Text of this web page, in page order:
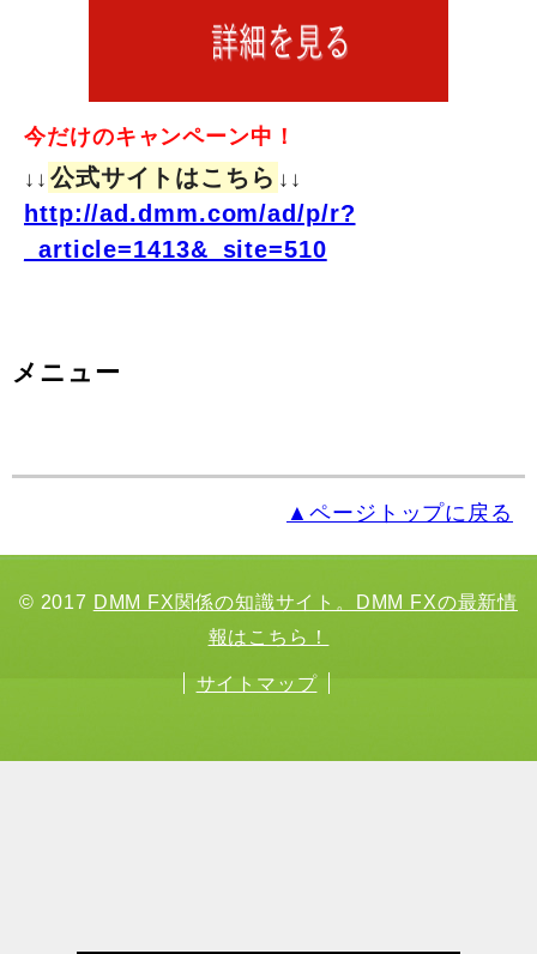
今だけのキャンペーン中！
↓↓ 公式サイトはこちら ↓↓
http://ad.dmm.com/ad/p/r?
_article=1413&_site=510
メニュー
▲ページトップに戻る
© 2017 DMM FX関係の知識サイト。DMM FXの最新情
報はこちら！
サイトマップ